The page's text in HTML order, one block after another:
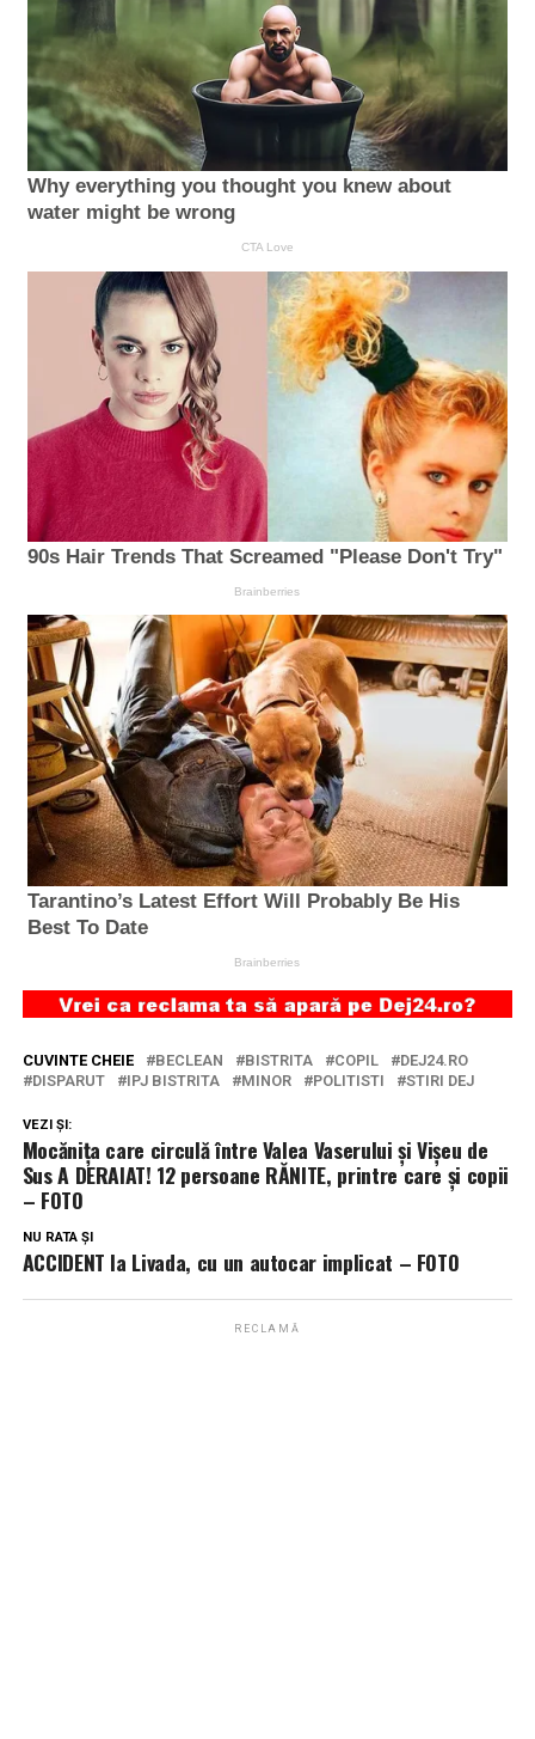
CUVINTE CHEIE BECLEAN BISTRITA COPIL
DEJ24.RO
DISPARUT
IPJ BISTRITA MINOR POLITISTI STIRI DEJ
VEZI ȘI:
Mocănița care circulă între Valea Vaserului și Vișeu de
Sus A DERAIAT! 12 persoane RĂNITE, printre care și copii
– FOTO
NU RATA ȘI
ACCIDENT la Livada, cu un autocar implicat – FOTO
RECLAMĂ